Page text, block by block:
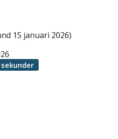
15 januari 2026)